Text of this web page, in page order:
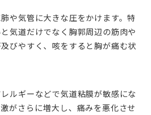
や気管に大きな圧をかけます。特
気道だけでなく胸郭周辺の筋肉や
びやすく、咳をすると胸が痛む状
ルギーなどで気道粘膜が敏感にな
がさらに増大し、痛みを悪化させ